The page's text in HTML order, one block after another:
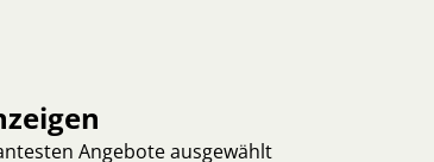
Angebote ausgewählt